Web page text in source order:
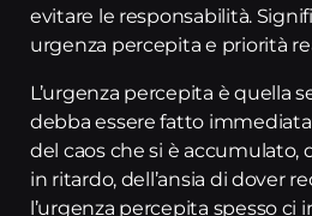
evitare le responsabilità.
urgenza percepita e priorità
L’urgenza percepita è quella
debba essere fatto
del caos che si è accumulato,
in ritardo, dell’ansia di dover
l’urgenza percepita spesso ci